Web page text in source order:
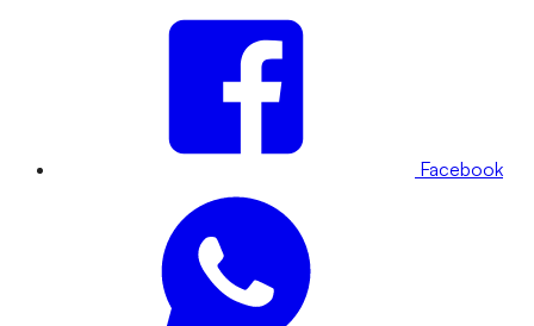
Facebook